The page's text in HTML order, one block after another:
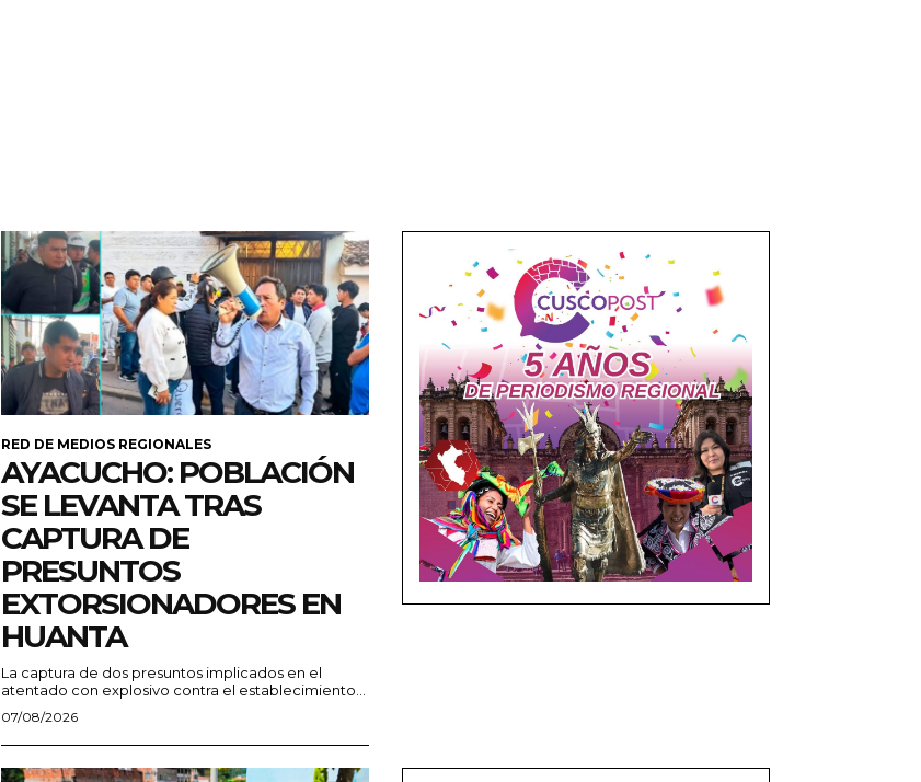
RED DE MEDIOS REGIONALES
AYACUCHO: POBLACIÓN
SE LEVANTA TRAS
CAPTURA DE
PRESUNTOS
EXTORSIONADORES EN
HUANTA
La captura de dos presuntos implicados en el
atentado con explosivo contra el establecimiento...
07/08/2026